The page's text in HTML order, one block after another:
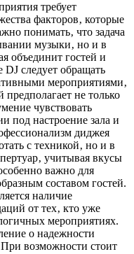
требует
факторов‚ которые
понимать‚ что задача
музыки‚ но и в
объединит гостей и
следует обращать
мероприятиями‚
не только
чувствовать
под настроение зала и
диджея
с техникой‚ но и в
учитывая вкусы
важно для
составом гостей.
наличие
от тех‚ кто уже
мероприятиях.
о надежности
При возможности стоит